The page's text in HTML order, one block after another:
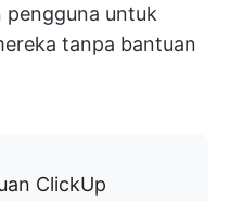
untuk
tanpa bantuan
ClickUp